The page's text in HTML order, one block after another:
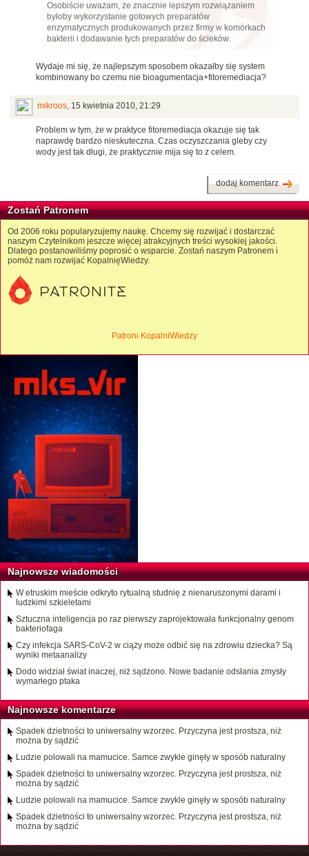
Osobiście uważam, że znacznie lepszym rozwiązaniem
byłoby wykorzystanie gotowych preparatów
enzymatycznych produkowanych przez firmy w komórkach
bakterii i dodawanie tych preparatów do ścieków.
Wydaje mi się, że najlepszym sposobem okazałby się system
kombinowany bo czemu nie bioagumentacja+fitoremediacja?
mikroos, 15 kwietnia 2010, 21:29
Problem w tym, że w praktyce fitoremediacja okazuje się tak
naprawdę bardzo nieskuteczna. Czas oczyszczania gleby czy
wody jest tak długi, że praktycznie mija się to z celem.
dodaj komentarz
Zostań Patronem
Od 2006 roku popularyzujemy naukę. Chcemy się rozwijać i dostarczać
naszym Czytelnikom jeszcze więcej atrakcyjnych treści wysokiej jakości.
Dlatego postanowiliśmy poprosić o wsparcie. Zostań naszym Patronem i
pomóż nam rozwijać KopalnięWiedzy.
Patroni KopalniWiedzy
Najnowsze wiadomości
W etruskim mieście odkryto rytualną studnię z nienaruszonymi darami i
ludzkimi szkieletami
Sztuczna inteligencja po raz pierwszy zaprojektowała funkcjonalny genom
bakteriofaga
Czy infekcja SARS-CoV-2 w ciąży może odbić się na zdrowiu dziecka? Są
wyniki metaanalizy
Dodo widział świat inaczej, niż sądzono. Nowe badanie odsłania zmysły
wymarłego ptaka
Najnowsze komentarze
Spadek dzietności to uniwersalny wzorzec. Przyczyna jest prostsza, niż
można by sądzić
Ludzie polowali na mamucice. Samce zwykle ginęły w sposób naturalny
Spadek dzietności to uniwersalny wzorzec. Przyczyna jest prostsza, niż
można by sądzić
Ludzie polowali na mamucice. Samce zwykle ginęły w sposób naturalny
Spadek dzietności to uniwersalny wzorzec. Przyczyna jest prostsza, niż
można by sądzić